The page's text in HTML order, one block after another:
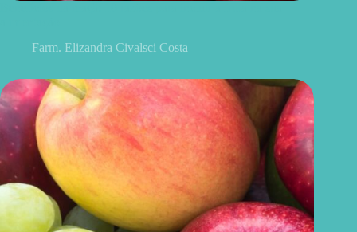
Farm. Elizandra Civalsci Costa